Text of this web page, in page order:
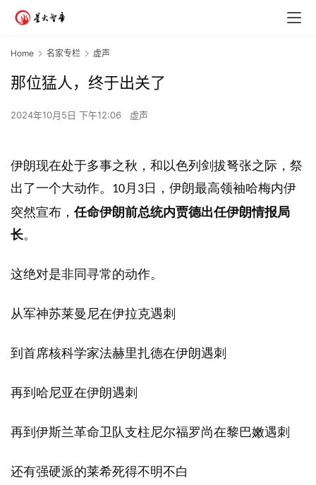
Home 名家专栏 虚声
那位猛人，终于出关了
2024年10月5日 下午12:06 虚声
伊朗现在处于多事之秋，和以色列剑拔弩张之际，祭
出了一个大动作。 10月 3 日，伊朗最高领袖哈梅内伊
突然宣布，任命伊朗前总统内贾德出任伊朗情报局
长。
这绝对是非同寻常的动作。
从军神苏莱曼尼在伊拉克遇刺
到首席核科学家法赫里扎德在伊朗遇刺
再到哈尼亚在伊朗遇刺
再到伊斯兰革命卫队支柱尼尔福罗尚在黎巴嫩遇刺
还有强硬派的莱希死得不明不白